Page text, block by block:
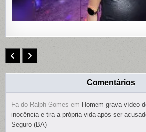
Comentários
Fa do Ralph Gomes em Homem grava vídeo
inocência e tira a própria vida após ser
Seguro (BA)